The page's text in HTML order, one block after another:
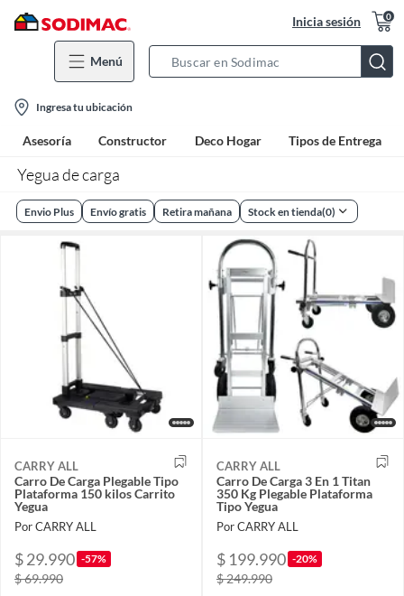
Inicia sesión 0
Menú
Bar
location-
icon
Ingresa tu ubicación
Asesoría Constructor Deco Hogar Tipos de Entrega
Yegua de carga
Envio Plus Envío gratis Retira mañana Stock en tienda(0)
CARRY ALL
Carro De Carga Plegable Tipo
Plataforma 150 kilos Carrito
Yegua
Por CARRY ALL
$ 29.990 -57%
$ 69.990
CARRY ALL
Carro De Carga 3 En 1 Titan
350 Kg Plegable Plataforma
Tipo Yegua
Por CARRY ALL
$ 199.990 -20%
$ 249.990